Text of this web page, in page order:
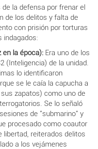
la defensa por frenar el
de los delitos y falta de
con prisión por torturas
indagados:
en la época): Era uno de los
(Inteligencia) de la unidad.
lo identificaron
se le caía la capucha a
zapatos) como uno de
Se lo señaló
de "submarino" y
procesado como coautor
libertad, reiterados delitos
a los vejámenes